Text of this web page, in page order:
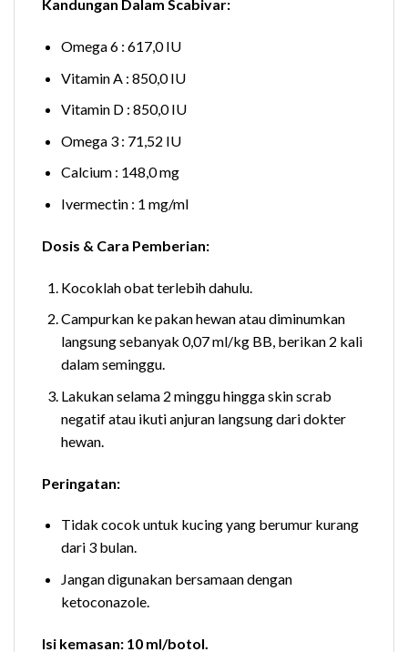
Kandungan Dalam Scabivar:
Omega 6 : 617,0 IU
Vitamin A : 850,0 IU
Vitamin D : 850,0 IU
Omega 3 : 71,52 IU
Calcium : 148,0 mg
Ivermectin : 1 mg/ml
Dosis & Cara Pemberian:
Kocoklah obat terlebih dahulu.
Campurkan ke pakan hewan atau diminumkan
langsung sebanyak 0,07 ml/kg BB, berikan 2 kali
dalam seminggu.
Lakukan selama 2 minggu hingga skin scrab
negatif atau ikuti anjuran langsung dari dokter
hewan.
Peringatan:
Tidak cocok untuk kucing yang berumur kurang
dari 3 bulan.
Jangan digunakan bersamaan dengan
ketoconazole.
Isi kemasan: 10 ml/botol.